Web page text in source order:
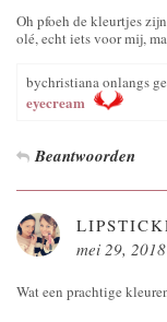
Oh pfoeh de kleurtjes
olé, echt iets voor mij,
bychristiana onlangs
eyecream
Beantwoorden
mei 29,
Wat een prachtige